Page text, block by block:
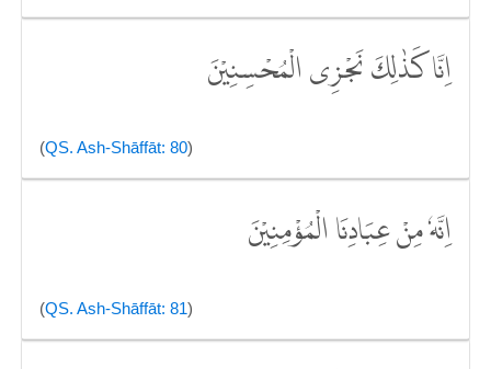
اِنَّا كَذٰلِكَ نَجْزِى الْمُحْسِنِيْنَ
(QS. Ash-Shāffāt: 80)
اِنَّهٗ مِنْ عِبَادِنَا الْمُؤْمِنِيْنَ
(QS. Ash-Shāffāt: 81)